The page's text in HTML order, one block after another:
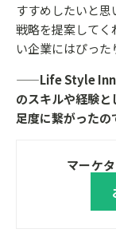
すすめしたいと
戦略を提案してく
い企業にはぴった
——Life Style
のスキルや経験
足度に繋がったの
マーケ